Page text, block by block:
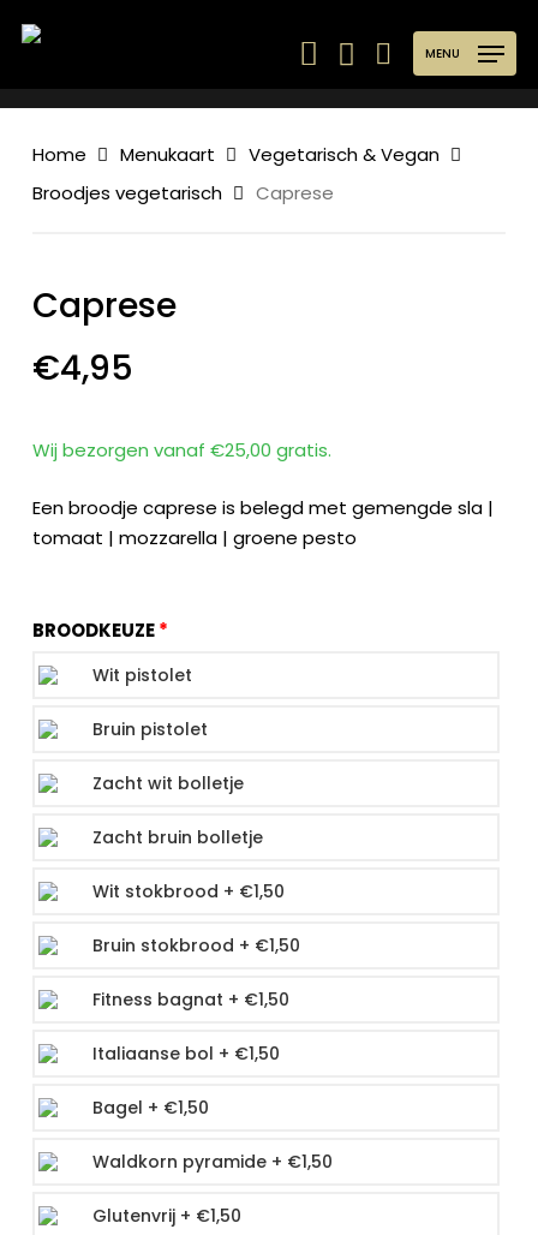
content
MENU
Home Menukaart
Vegetarisch & Vegan
Broodjes vegetarisch
Caprese
Caprese
€4,95
Wij bezorgen vanaf €25,00 gratis.
Een broodje caprese is belegd met gemengde sla |
tomaat | mozzarella | groene pesto
BROODKEUZE
Wit pistolet
Bruin pistolet
Zacht wit bolletje
Zacht bruin bolletje
Wit stokbrood + €1,50
Bruin stokbrood + €1,50
Fitness bagnat + €1,50
Italiaanse bol + €1,50
Bagel + €1,50
Waldkorn pyramide + €1,50
Glutenvrij + €1,50